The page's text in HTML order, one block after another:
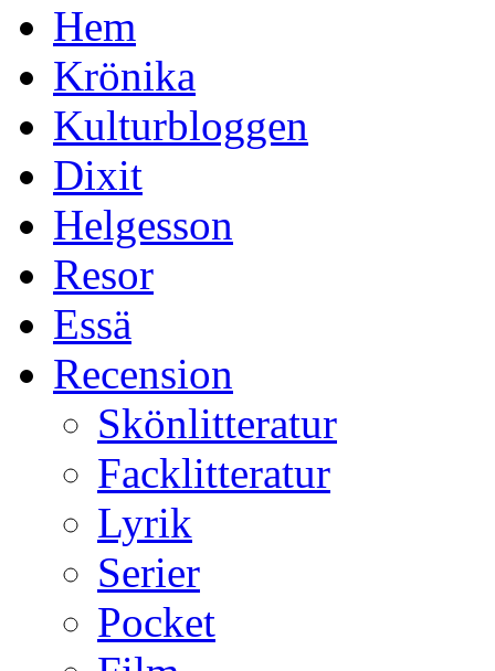
Hem
Krönika
Kulturbloggen
Dixit
Helgesson
Resor
Essä
Recension
Skönlitteratur
Facklitteratur
Lyrik
Serier
Pocket